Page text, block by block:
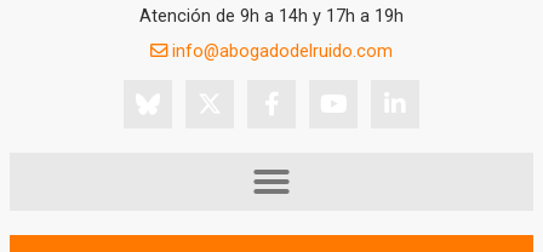
Atención de 9h a 14h y 17h a 19h
info@abogadodelruido.com